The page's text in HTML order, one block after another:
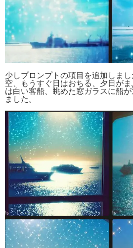
少しプロンプトの項目を追加しま
空、もうすぐ日はおちる、夕日が
は白い客船、眺めた窓ガラスに船
ました。